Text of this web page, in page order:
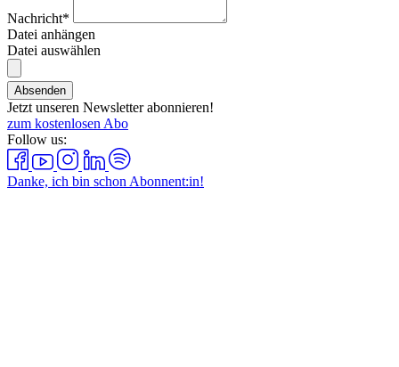
Nachricht*
Datei anhängen
Datei auswählen
Absenden
Jetzt unseren Newsletter abonnieren!
zum kostenlosen Abo
Follow us:
Danke, ich bin schon Abonnent:in!